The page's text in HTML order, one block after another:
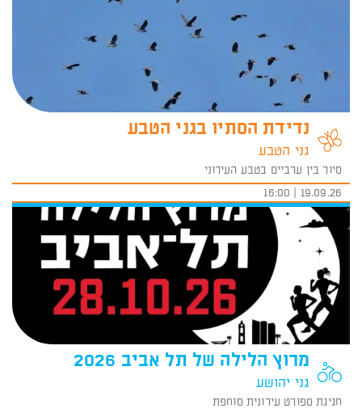
נדידת הסתיו בגני הטבע
גני הטבע
סיור בין ערביים בטבע העירוני
19.09.26 | 16:00
מרוץ הלילה של תל אביב 2026
גני יהושע
חגיגת ספורט עירונית סוחפת